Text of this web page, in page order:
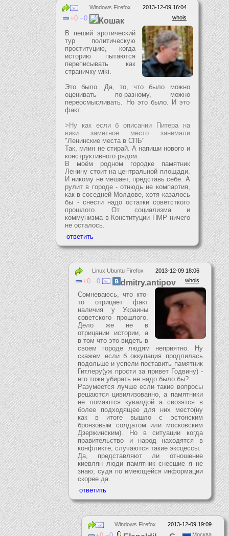
2013-12-09 16:04
Windows Firefox
whois
0 0 Кошак
В пеший эротический
тур политическую
проституцию, когда
историю пытаются
переписывать как
страничку wiki.
Это было. Да, то, что было можно
оценивать по-разному, можно
переосмысливать. Но это было. И это
факт.
>Ну как если б описании Питера на
вики заметное место занимали
"Ленинские места в СПБ"
Так, млин не стирай. А напиши нового и
конструктивного рядом.
В моём родном городке памятник
Ленину стоит на центральной площади.
И никому не мешает, представь себе. А
рулит в городе - отнюдь не компартия,
как в соседней Молдове, хотя казалось
бы - снести надо остатки советсткого
прошлого. От социализма и
коммунизма в Конституции ПМР ничего
не осталось.
2013-12-09 18:06
Linux Ubuntu Firefox
whois
0 0 dmitry.antipov
Сомневаюсь, что кто-
то отрицает факт
наличия у Украины
советского прошлого.
Дело же не в
отрицании истории, а
в том что это видеть в
своем городе людям неприятно. Ну
скажем если б оккупация продлилась
подольше и успели поставить памятник
Гитлеру(уж прости за привет Годвину) -
его тоже убирать не надо было бы?
Разумеется лучше если такие вопросы
решаются цивилизованно, а памятники
не ломаются кувалдой а свозятся в
более подходящее для них место(ну
как в итоге вышло с эстонским
бронзовым солдатом или московским
Дзержинским). Но в ситуации когда
правительство и народ находятся в
конфликте, случаются такие эксцессы.
Да, представляют ли отношение
киевлян люди памятник снесшие я не
знаю; судя по имеющейся информации
скорее да.
2013-12-09 19:09
Windows Firefox
Москва